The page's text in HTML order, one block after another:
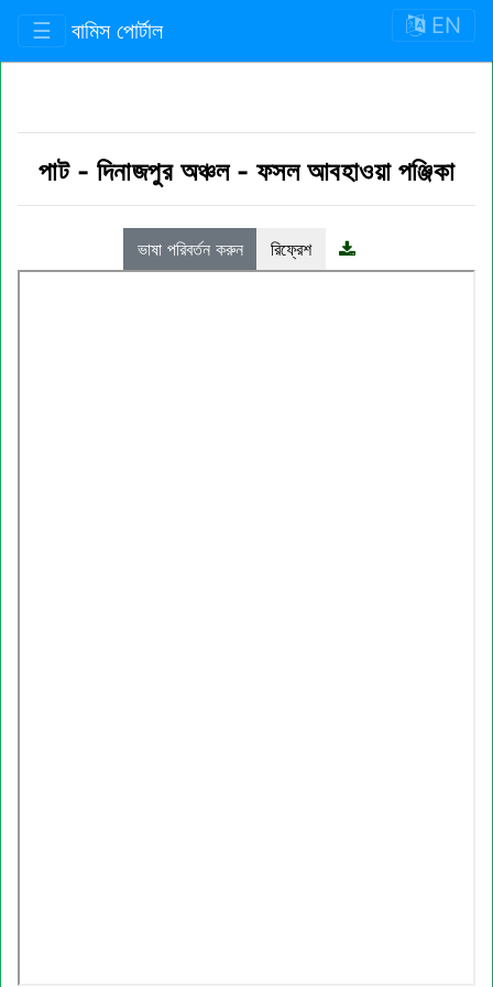
☰ বামিস পোর্টাল EN
পাট - দিনাজপুর অঞ্চল- ফসল আবহাওয়া পঞ্জিকা
ভাষা পরিবর্তন করুন রিফ্রেশ